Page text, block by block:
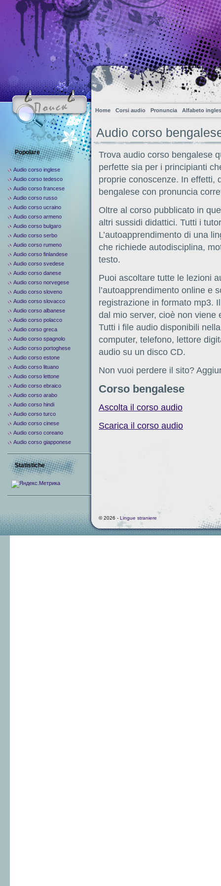
Home Corsi audio Pronuncia Alfabeto
Audio corso
Trova audio corso bengalese
perfette sia per i principianti
proprie conoscenze. In effetti,
bengalese con pronuncia
Oltre al corso pubblicato in
altri sussidi didattici. Tutti i
L’autoapprendimento di una
che richiede autodisciplina,
testo.
Puoi ascoltare tutte le lezioni
l’autoapprendimento online e
registrazione in formato mp3.
dal mio server, cioè non viene
Tutti i file audio disponibili
computer, telefono, lettore
audio su un disco CD.
Non vuoi perdere il sito?
Corso bengalese
Ascolta il corso audio
Scarica il corso audio
Popolare
Audio corso inglese
Audio corso tedesco
Audio corso francese
Audio corso russo
Audio corso ucraino
Audio corso armeno
Audio corso bulgaro
Audio corso serbo
Audio corso rumeno
Audio corso finlandese
Audio corso svedese
Audio corso danese
Audio corso norvegese
Audio corso sloveno
Audio corso slovacco
Audio corso albanese
Audio corso polacco
Audio corso greca
Audio corso spagnolo
Audio corso portoghese
Audio corso estone
Audio corso lituano
Audio corso lettone
Audio corso ebraico
Audio corso arabo
Audio corso hindi
Audio corso turco
Audio corso cinese
Audio corso coreano
Audio corso giapponese
Statistiche
© 2026 - Lingue straniere